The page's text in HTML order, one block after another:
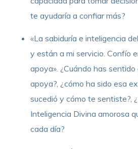
te ayudaría a confiar más?
«La sabiduría e inteligencia
y están a mi servicio. Confío
apoya». ¿Cuándo has
apoya?, ¿cómo ha sido esa
sucedió y cómo te sentiste?,
Inteligencia Divina amorosa
cada día?